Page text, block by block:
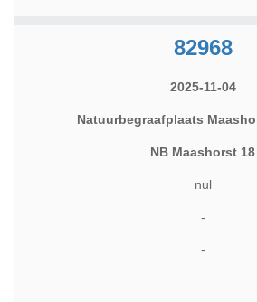
82968
2025-11-04
Natuurbegraafplaats
NB Maashorst 18
nul
-
-